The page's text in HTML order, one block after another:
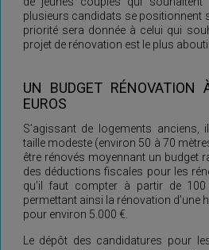
plusieurs candidats se positionnent
priorité sera donnée à celui qui
projet de rénovation est le plus abouti.
UN BUDGET RÉNOVATION
EUROS
S’agissant de logements anciens,
taille modeste (environ 50 à 70
être rénovés moyennant un budget
des déductions fiscales pour les
qu’il faut compter à partir de
permettant ainsi la rénovation d’une
pour environ 5.000 €.
Le dépôt des candidatures pour